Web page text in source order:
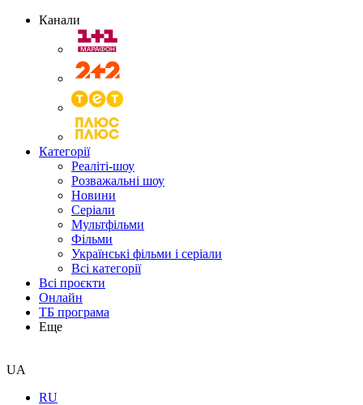
Канали
Категорії
Реаліті-шоу
Розважальні шоу
Новини
Серіали
Мультфільми
Фільми
Українські фільми і серіали
Всі категорії
Всі проєкти
Онлайн
ТБ програма
Еще
UA
RU